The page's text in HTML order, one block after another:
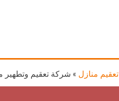
تعقيم منازل » شركة تعقيم وتطهير منازل العارضية /